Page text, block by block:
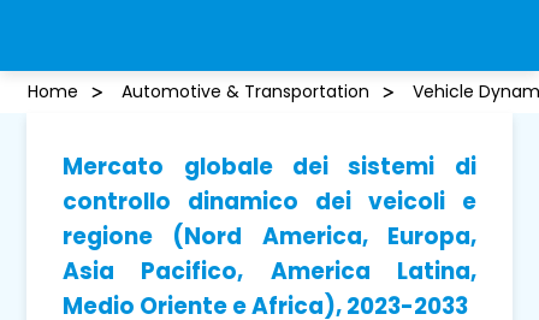
Home Automotive & Transportation Vehicle
Mercato globale dei sistemi di
controllo dinamico dei veicoli e
regione (Nord America, Europa,
Asia Pacifico, America Latina,
Medio Oriente e Africa), 2023-2033